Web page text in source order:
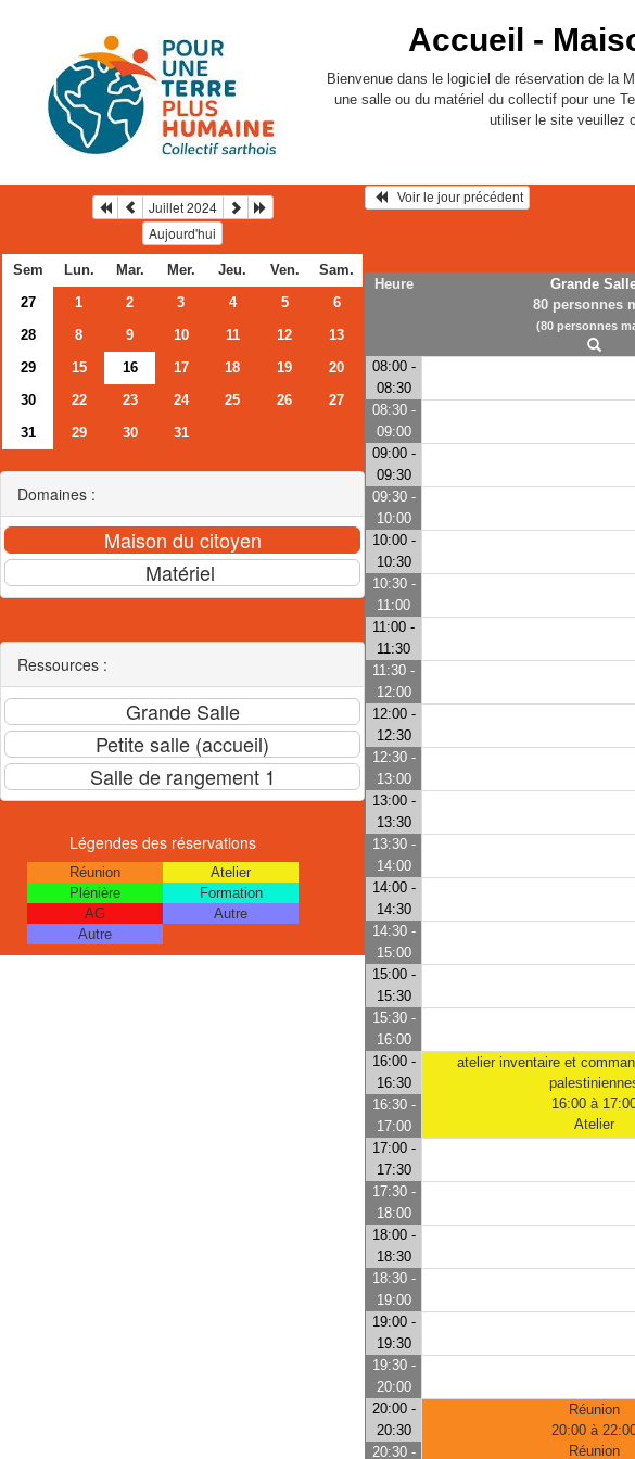
Accueil -
Bienvenue dans le logiciel de réservation de la
une salle ou du matériel du collectif pour une
utiliser le site veuillez
Juillet 2024
Aujourd'hui
Sem Lun. Mar. Mer. Jeu. Ven.
Sam.
27
1 2 3 4 5
6
28
8 9 10 11 12
13
29
15 16 17 18 19
20
30
22 23 24 25 26
27
31
29 30 31
Domaines :
Ressources :
Légendes des réservations
Réunion
Atelier
Plénière
Formation
AG
Autre
Autre
   Voir le jour précédent
Heure
Grande
80 personnes
(80 personnes
08:00 -
08:30
08:30 -
09:00
09:00 -
09:30
09:30 -
10:00
10:00 -
10:30
10:30 -
11:00
11:00 -
11:30
11:30 -
12:00
12:00 -
12:30
12:30 -
13:00
13:00 -
13:30
13:30 -
14:00
14:00 -
14:30
14:30 -
15:00
15:00 -
15:30
15:30 -
16:00
16:00 -
16:30
atelier inventaire et
16:00 à
Atelier
16:30 -
17:00
17:00 -
17:30
17:30 -
18:00
18:00 -
18:30
18:30 -
19:00
19:00 -
19:30
19:30 -
20:00
20:00 -
20:30
Réunion
20:00 à
Réunion
20:30 -